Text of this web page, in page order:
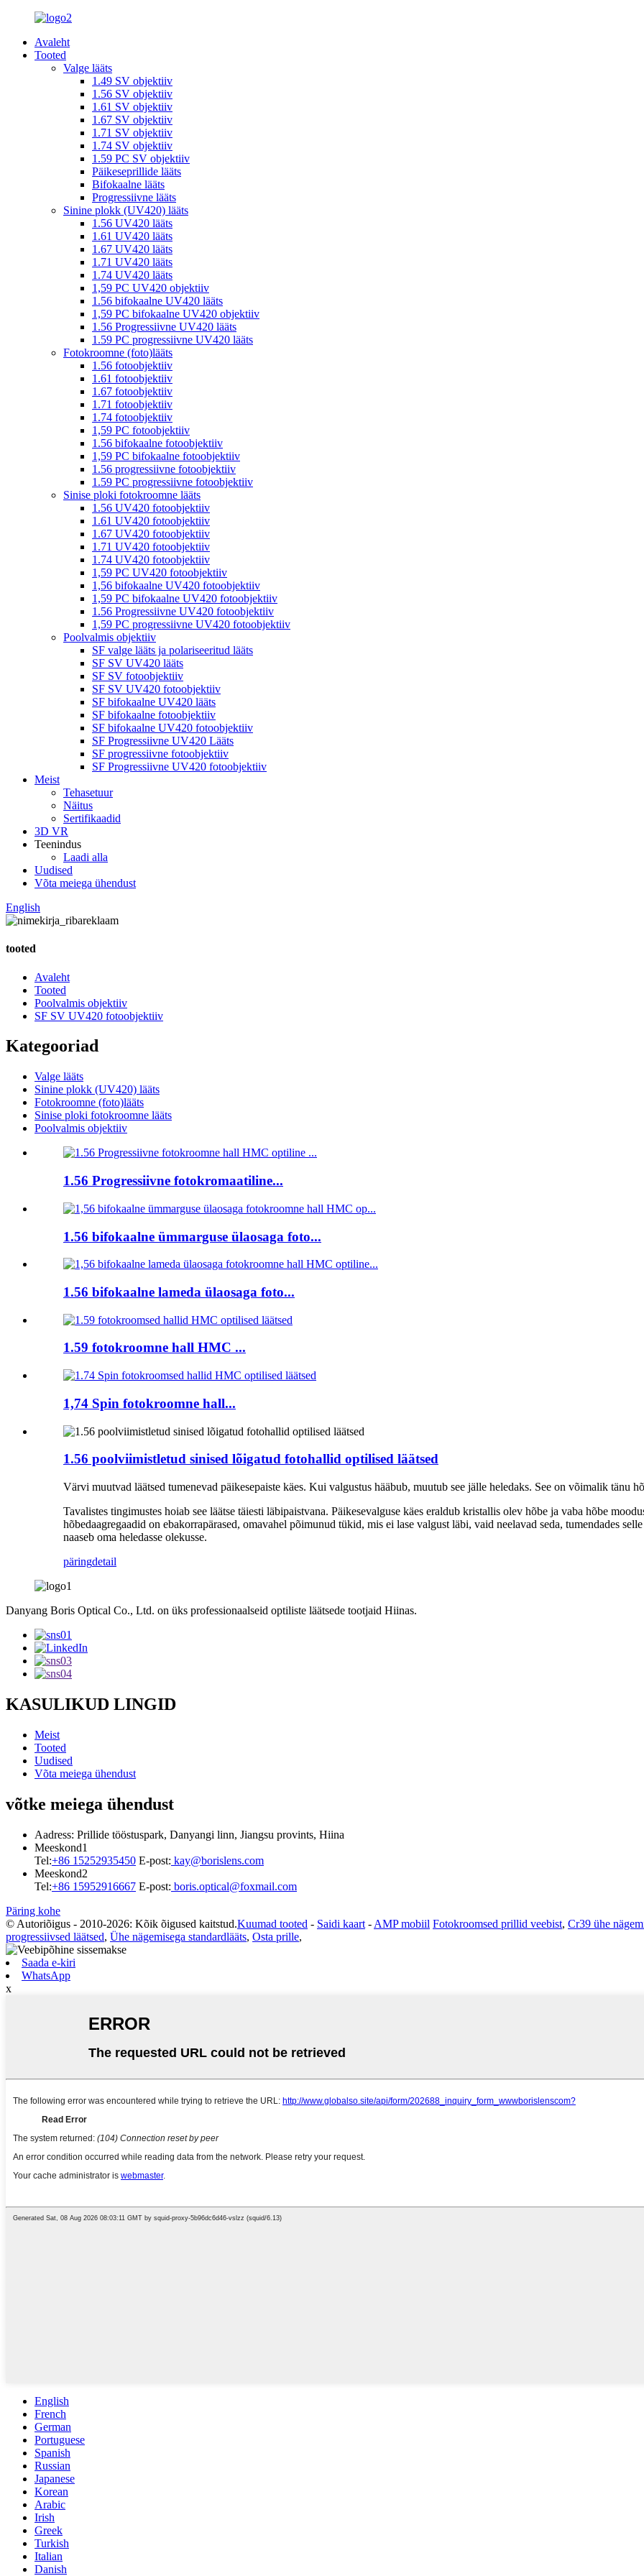
Avaleht
Tooted
Valge lääts
1.49 SV objektiiv
1.56 SV objektiiv
1.61 SV objektiiv
1.67 SV objektiiv
1.71 SV objektiiv
1.74 SV objektiiv
1.59 PC SV objektiiv
Päikeseprillide lääts
Bifokaalne lääts
Progressiivne lääts
Sinine plokk (UV420) lääts
1.56 UV420 lääts
1.61 UV420 lääts
1.67 UV420 lääts
1.71 UV420 lääts
1.74 UV420 lääts
1,59 PC UV420 objektiiv
1.56 bifokaalne UV420 lääts
1,59 PC bifokaalne UV420 objektiiv
1.56 Progressiivne UV420 lääts
1.59 PC progressiivne UV420 lääts
Fotokroomne (foto)lääts
1.56 fotoobjektiiv
1.61 fotoobjektiiv
1.67 fotoobjektiiv
1.71 fotoobjektiiv
1.74 fotoobjektiiv
1,59 PC fotoobjektiiv
1.56 bifokaalne fotoobjektiiv
1,59 PC bifokaalne fotoobjektiiv
1.56 progressiivne fotoobjektiiv
1.59 PC progressiivne fotoobjektiiv
Sinise ploki fotokroomne lääts
1.56 UV420 fotoobjektiiv
1.61 UV420 fotoobjektiiv
1.67 UV420 fotoobjektiiv
1.71 UV420 fotoobjektiiv
1.74 UV420 fotoobjektiiv
1,59 PC UV420 fotoobjektiiv
1,56 bifokaalne UV420 fotoobjektiiv
1,59 PC bifokaalne UV420 fotoobjektiiv
1.56 Progressiivne UV420 fotoobjektiiv
1,59 PC progressiivne UV420 fotoobjektiiv
Poolvalmis objektiiv
SF valge lääts ja polariseeritud lääts
SF SV UV420 lääts
SF SV fotoobjektiiv
SF SV UV420 fotoobjektiiv
SF bifokaalne UV420 lääts
SF bifokaalne fotoobjektiiv
SF bifokaalne UV420 fotoobjektiiv
SF Progressiivne UV420 Lääts
SF progressiivne fotoobjektiiv
SF Progressiivne UV420 fotoobjektiiv
Meist
Tehasetuur
Näitus
Sertifikaadid
3D VR
Teenindus
Laadi alla
Uudised
Võta meiega ühendust
English
tooted
Avaleht
Tooted
Poolvalmis objektiiv
SF SV UV420 fotoobjektiiv
Kategooriad
Valge lääts
Sinine plokk (UV420) lääts
Fotokroomne (foto)lääts
Sinise ploki fotokroomne lääts
Poolvalmis objektiiv
1.56 Progressiivne fotokromaatiline...
1.56 bifokaalne ümmarguse ülaosaga foto...
1.56 bifokaalne lameda ülaosaga foto...
1.59 fotokroomne hall HMC ...
1,74 Spin fotokroomne hall...
1.56 poolviimistletud sinised lõigatud fotohallid optilised läätsed
Värvi muutvad läätsed tumenevad päikesepaiste käes. Kui valgustus hääbub, muutub see jälle heledaks. See on võimalik tänu
Tavalistes tingimustes hoiab see läätse täiesti läbipaistvana. Päikesevalguse käes eraldub kristallis olev hõbe ja vaba hõbe
hõbedaagregaadid on ebakorrapärased, omavahel põimunud tükid, mis ei lase valgust läbi, vaid neelavad seda, tumendades
naaseb oma heledasse olekusse.
päringdetail
Danyang Boris Optical Co., Ltd. on üks professionaalseid optiliste läätsede tootjaid Hiinas.
KASULIKUD LINGID
Meist
Tooted
Uudised
Võta meiega ühendust
võtke meiega ühendust
Aadress: Prillide tööstuspark, Danyangi linn, Jiangsu provints, Hiina
Meeskond1
Tel:+86 15252935450 E-post: kay@borislens.com
Meeskond2
Tel:+86 15952916667 E-post: boris.optical@foxmail.com
Päring kohe
© Autoriõigus - 2010-2026: Kõik õigused kaitstud.Kuumad tooted - Saidi kaart - AMP mobiil Fotokroomsed prillid veebist, Cr39 ühe
progressiivsed läätsed, Ühe nägemisega standardlääts, Osta prille,
Saada e-kiri
WhatsApp
x
English
French
German
Portuguese
Spanish
Russian
Japanese
Korean
Arabic
Irish
Greek
Turkish
Italian
Danish